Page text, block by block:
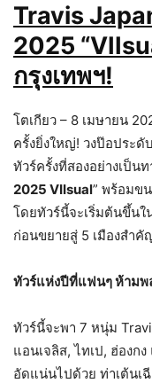
Travis
2025
กรุงเทพฯ!
โตเกียว – 8 เมษายน
ครั้งยิ่งใหญ่! วงป๊อประดั
ทัวร์ครั้งที่สองอย่างเป็นท
2025 VIIsual” พร้อมข
โดยทัวร์นี้จะเริ่มต้นขึ้นใ
ก่อนขยายสู่ 5 เมืองสำคั
ทัวร์แห่งปีที่แฟนๆ ห้ามพ
ทัวร์นี้จะพา 7 หนุ่ม
แอนเจลิส, ไทเป, ฮ่องก
อัดแน่นไปด้วย ท่าเต้นเ